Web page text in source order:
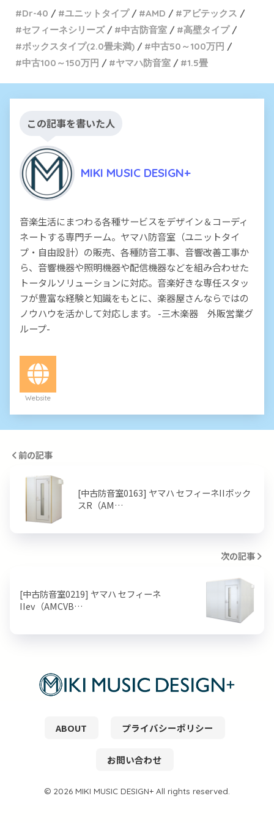
Dr-40
ユニットタイプ AMD
アビテックス
セフィーネシリーズ
中古防音室
高壁タイプ
ボックスタイプ(2.0畳未満)
中古50～100万円
中古100～150万円
ヤマハ防音室 1.5畳
この記事を書いた人
MIKI MUSIC DESIGN+
音楽生活にまつわる各種サービスをデザイン＆コーディ
ネートする専門チーム。ヤマハ防音室（ユニットタイ
プ・自由設計）の販売、各種防音工事、音響改善工事か
ら、音響機器や照明機器や配信機器などを組み合わせた
トータルソリューションに対応。音楽好きな専任スタッ
フが豊富な経験と知識をもとに、楽器屋さんならではの
ノウハウを活かして対応します。 -三木楽器 外販営業グ
ループ-
Website
前の記事
[中古防音室0163] ヤマハ セフィーネIIボック
スR（AM…
次の記事
[中古防音室0219] ヤマハ セフィーネ
IIev（AMCVB…
ABOUT プライバシーポリシー
お問い合わせ
© 2026 MIKI MUSIC DESIGN+ All rights reserved.